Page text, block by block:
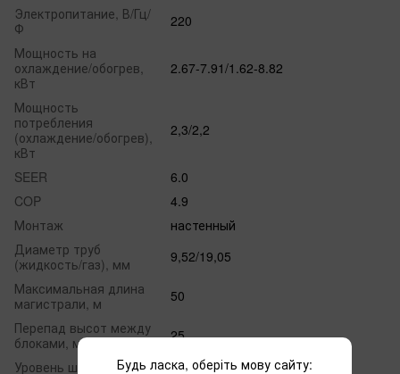
Электропитание, В/Гц/
Ф
220
Мощность на
охлаждение/обогрев,
кВт
2.67-7.91/1.62-8.82
Мощность
потребления
(охлаждение/обогрев),
кВт
2,3/2,2
SEER
6.0
COP
4.9
Монтаж
настенный
Диаметр труб
(жидкость/газ), мм
9,52/19,05
Максимальная длина
магистрали, м
50
Перепад высот между
блоками, м
25
Уровень шума
Будь ласка, оберіть мову сайту: